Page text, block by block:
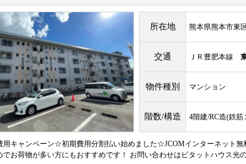
所在地 熊本県熊本市東
交通 ＪＲ豊肥本線
物件種別 マンション
階数/構造 4階建/RC造(鉄
キャンペーン☆初期費用分割払い始めました☆JCOMインターネット無
でお荷物が多い方にもおすすめです！ お問い合わせはピタットハウス光の